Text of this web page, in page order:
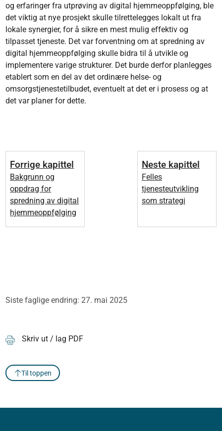
og erfaringer fra utprøving av digital hjemmeoppfølging, ble
det viktig at nye prosjekt skulle tilrettelegges lokalt ut fra
lokale synergier, for å sikre en mest mulig effektiv og
tilpasset tjeneste. Det var forventning om at spredning av
digital hjemmeoppfølging skulle bidra til å utvikle og
implementere varige strukturer. Det burde derfor planlegges
etablert som en del av det ordinære helse- og
omsorgstjenestetilbudet, eventuelt at det er i prosess og at
det var planer for dette.
Forrige kapittel
Bakgrunn og
oppdrag for
spredning av digital
hjemmeoppfølging
Neste kapittel
Felles
tjenesteutvikling
som strategi
Siste faglige endring: 27. mai 2025
Skriv ut / lag PDF
Til toppen